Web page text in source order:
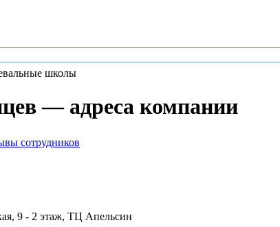
школы
— адреса компании
сотрудников
9 - 2 этаж, ТЦ Апельсин